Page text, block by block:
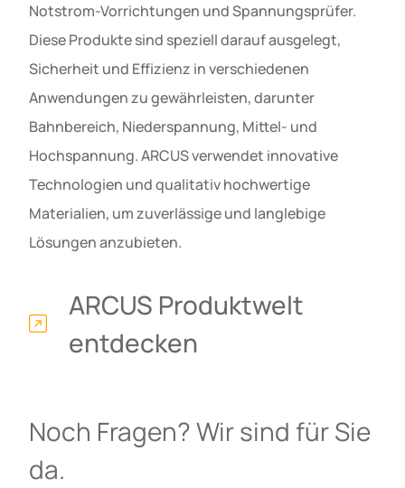
Notstrom-Vorrichtungen und Spannungsprüfer.
Diese Produkte sind speziell darauf ausgelegt,
Sicherheit und Effizienz in verschiedenen
Anwendungen zu gewährleisten, darunter
Bahnbereich, Niederspannung, Mittel- und
Hochspannung. ARCUS verwendet innovative
Technologien und qualitativ hochwertige
Materialien, um zuverlässige und langlebige
Lösungen anzubieten.
ARCUS Produktwelt
entdecken
Noch Fragen? Wir sind für Sie
da.